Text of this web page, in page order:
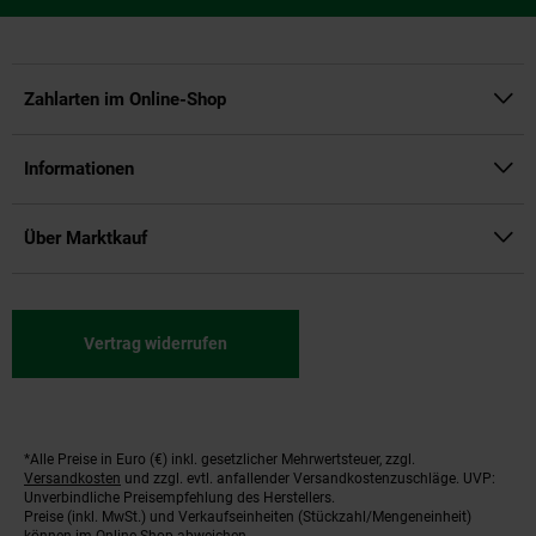
Zahlarten im Online-Shop
Informationen
Über Marktkauf
Vertrag widerrufen
Fußnoten
*Alle Preise in Euro (€) inkl. gesetzlicher Mehrwertsteuer, zzgl.
Versandkosten und zzgl. evtl. anfallender Versandkostenzuschläge. UVP:
Unverbindliche Preisempfehlung des Herstellers.
Preise (inkl. MwSt.) und Verkaufseinheiten (Stückzahl/Mengeneinheit)